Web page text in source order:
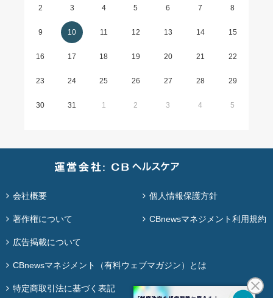
2 3 4 5 6 7 8
9 10 11 12 13 14 15
16 17 18 19 20 21 22
23 24 25 26 27 28 29
30 31 1 2 3 4 5
会社概要 個人情報保護方針
著作権について CBnewsマネジメント利用規約
広告掲載について
CBnewsマネジメント（有料ウェブマガジン）とは
特定商取引法に基づく表記